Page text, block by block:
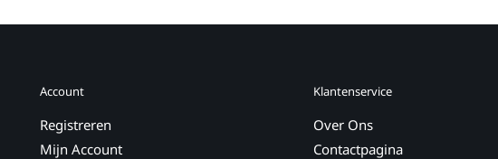
Account
Registreren
Mijn Account
Klantenservice
Over Ons
Contactpagina